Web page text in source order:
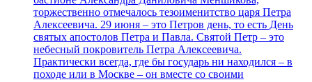
торжественно отмечалось тезоименитство царя Петра
Алексеевича. 29 июня – это Петров день, то есть День
святых апостолов Петра и Павла. Святой Петр – это
небесный покровитель Петра Алексеевича.
Практически всегда, где бы государь ни находился – в
походе или в Москве – он вместе со своими